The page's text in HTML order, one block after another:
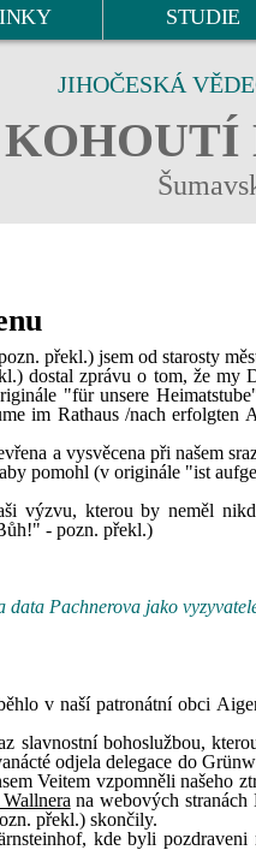
STUDIE
JIHOČESKÁ
KOHOUTÍ
překl.) jsem od starosty
dostal zprávu o tom, že
"für unsere
im Rathaus /nach
a vysvěcena při našem
pomohl (v originále "ist
výzvu, kterou by neměl
- pozn. překl.)
data Pachnerova jako
v naší patronátní obci
slavnostní bohoslužbou,
odjela delegace do
Veitem vzpomněli našeho
na webových
překl.) skončily.
kde byli